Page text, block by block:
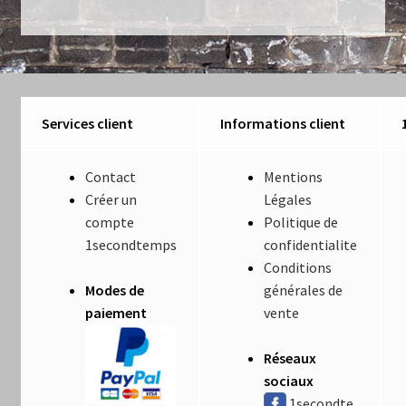
Mentions Légales
Nautilus – Tome 2 – Les Artefacts Retrouvés
Paiement
Services client Informations client
Contact
Créer un
compte
1secondtemps
Modes de
paiement
Mentions
Légales
Politique de
confidentialite
Conditions
générales de
vente
Réseaux
sociaux